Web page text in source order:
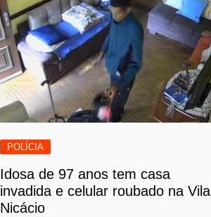
POLÍCIA
Idosa de 97 anos tem casa
invadida e celular roubado na Vila
Nicácio